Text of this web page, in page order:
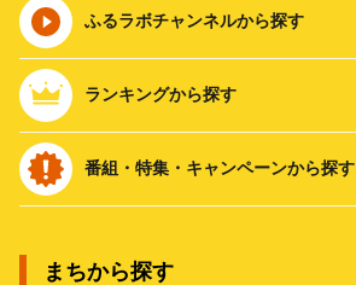
ふるラボチャンネルから探す
ランキングから探す
番組・特集・キャンペーンから探す
まちから探す